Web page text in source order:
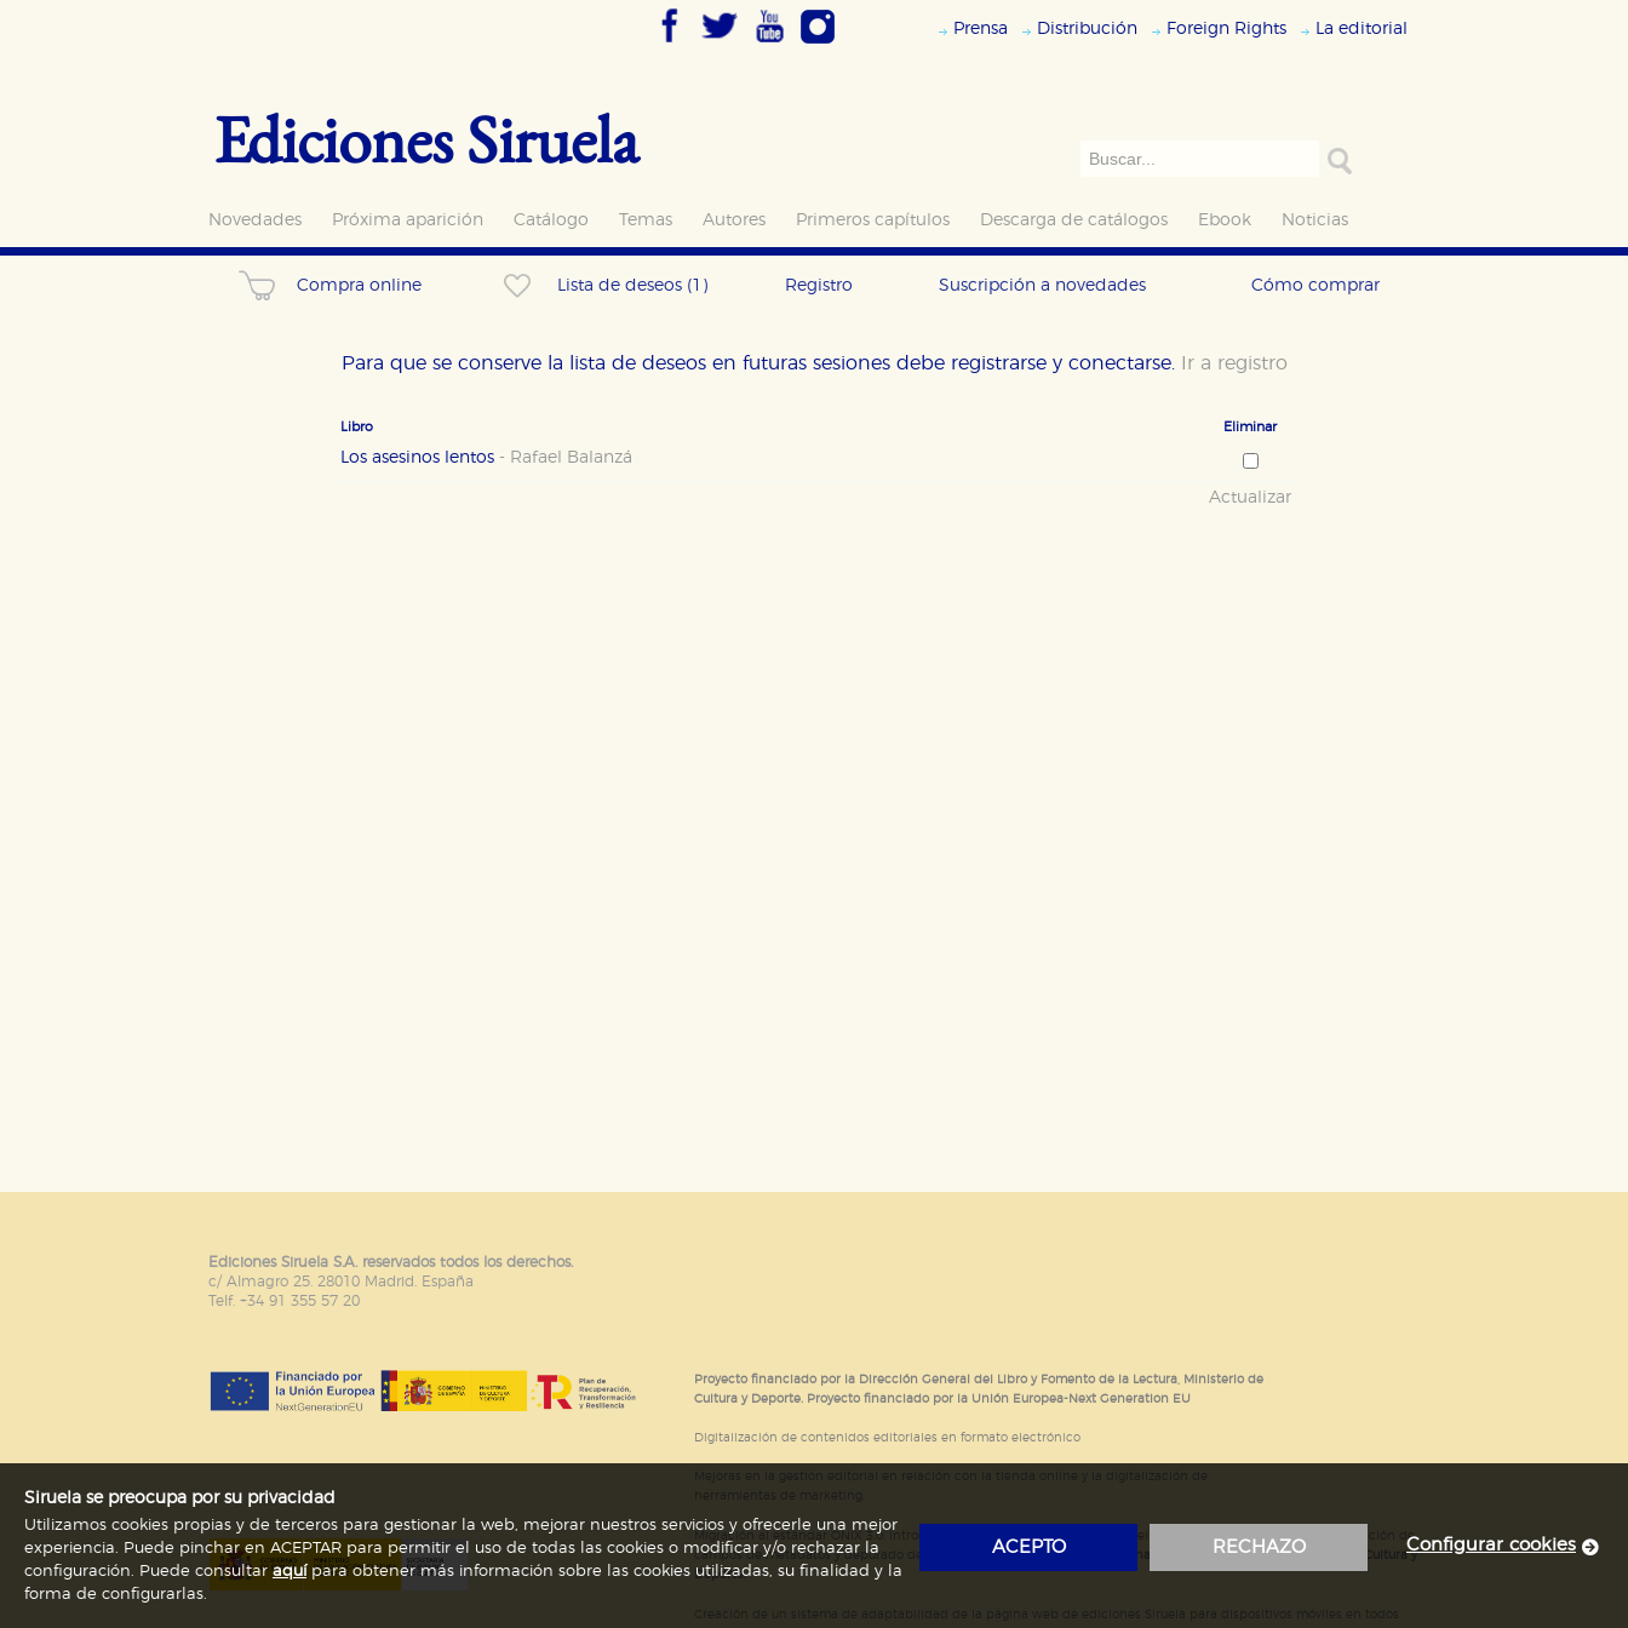
Prensa Distribución Foreign Rights La editorial
Ediciones Siruela
Novedades Próxima aparición Catálogo Temas Autores Primeros capítulos Descarga de catálogos Ebook Noticias
Compra online Lista de deseos (1) Registro Suscripción a novedades Cómo comprar
Para que se conserve la lista de deseos en futuras sesiones debe registrarse y conectarse. Ir a registro
Libro Eliminar
Los asesinos lentos - Rafael Balanzá
Actualizar
Ediciones Siruela S.A. reservados todos los derechos.
c/ Almagro 25. 28010 Madrid. España
Telf. +34 91 355 57 20
Proyecto financiado por la Dirección General del Libro y Fomento de la Lectura, Ministerio de
Cultura y Deporte. Proyecto financiado por la Unión Europea-Next Generation EU
Digitalización de contenidos editoriales en formato electrónico
Migración al estándar ONIX 3.0; introducción del estándar ISNI; mejora del posicionamiento en Google; ampliación de
campos de metadatos y depurado de código HTML.Actividad subvencionada por el Ministerio de Educación, Cultura y
Deporte.
Siruela se preocupa por su privacidad
Utilizamos cookies propias y de terceros para gestionar la web, mejorar nuestros servicios y ofrecerle una mejor
experiencia. Puede pinchar en ACEPTAR para permitir el uso de todas las cookies o modificar y/o rechazar la
configuración. Puede consultaraquípara obtener más información sobre las cookies utilizadas, su finalidad y la
forma de configurarlas.
ACEPTO RECHAZO Configurar cookies